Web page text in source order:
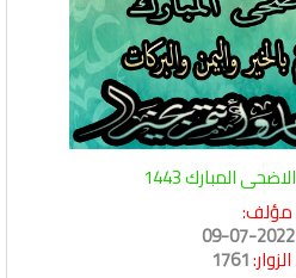
المبارك 1443
مؤلف:
2022-07-09
1761